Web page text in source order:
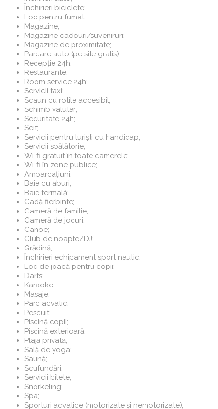
Închirieri biciclete;
Loc pentru fumat;
Magazine;
Magazine cadouri/suveniruri;
Magazine de proximitate;
Parcare auto (pe site gratis);
Recepție 24h;
Restaurante;
Room service 24h;
Servicii taxi;
Scaun cu rotile accesibil;
Schimb valutar;
Securitate 24h;
Seif;
Servicii pentru turiști cu handicap;
Servicii spălătorie;
Wi-fi gratuit în toate camerele;
Wi-fi în zone publice;
Ambarcațiuni;
Baie cu aburi;
Baie termală;
Cadă fierbinte;
Cameră de familie;
Cameră de jocuri;
Canoe;
Club de noapte/DJ;
Grădină;
Închirieri echipament sport nautic;
Loc de joacă pentru copii;
Darts;
Karaoke;
Masaje;
Parc acvatic;
Pescuit;
Piscină copii;
Piscină exterioară;
Plajă privată;
Sală de yoga;
Saună;
Scufundări;
Servicii bilete;
Snorkeling;
Spa;
Sporturi acvatice (motorizate și nemotorizate);